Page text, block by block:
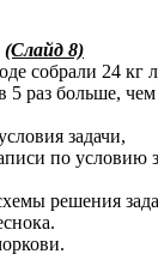
(Слайд 8)
собрали 24 кг
5 раз больше,
задачи,
по условию
решения